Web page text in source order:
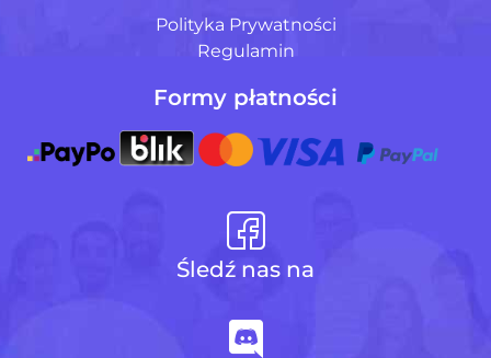
Polityka Prywatności
Regulamin
Formy płatności
Śledź nas na